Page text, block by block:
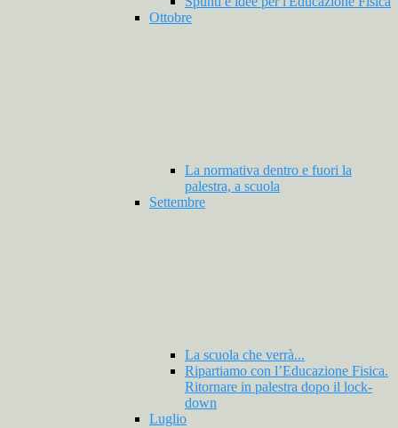
Ottobre
La normativa dentro e fuori la
palestra, a scuola
Settembre
La scuola che verrà...
Ripartiamo con l’Educazione Fisica.
Ritornare in palestra dopo il lock-
down
Luglio